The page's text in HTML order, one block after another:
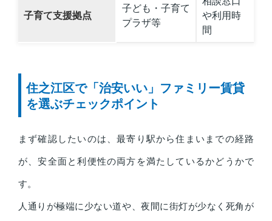
子育て支援拠点
子ども・子育て
プラザ等
や利用時
間
住之江区で「治安いい」ファミリー賃貸
を選ぶチェックポイント
まず確認したいのは、最寄り駅から住まいまでの経路
が、安全面と利便性の両方を満たしているかどうかで
す。
人通りが極端に少ない道や、夜間に街灯が少なく死角が